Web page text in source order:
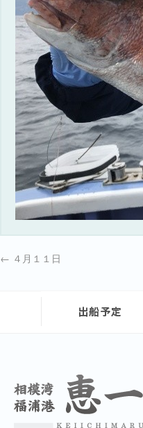
← ４月１１日